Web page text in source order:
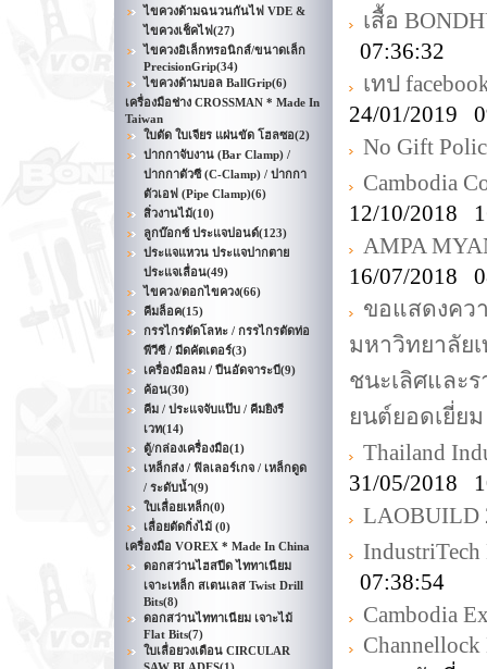
ไขควงด้ามฉนวนกันไฟ VDE &
ไขควงเช็คไฟ(27)
ไขควงอิเล็กทรอนิกส์/ขนาดเล็ก
PrecisionGrip(34)
ไขควงด้ามบอล BallGrip(6)
เครื่องมือช่าง CROSSMAN * Made In
Taiwan
ใบตัด ใบเจียร แผ่นขัด โฮลซอ(2)
ปากกาจับงาน (Bar Clamp) /
ปากกาตัวซี (C-Clamp) / ปากกา
ตัวเอฟ (Pipe Clamp)(6)
สิ่วงานไม้(10)
ลูกบ๊อกซ์ ประแจปอนด์(123)
ประแจแหวน ประแจปากตาย
ประแจเลื่อน(49)
ไขควง/ดอกไขควง(66)
คีมล็อค(15)
กรรไกรตัดโลหะ / กรรไกรตัดท่อ
พีวีซี / มีดคัตเตอร์(3)
เครื่องมือลม / ปืนอัดจาระบี(9)
ค้อน(30)
คีม / ประแจจับแป๊บ / คีมยิงรี
เวท(14)
ตู้/กล่องเครื่องมือ(1)
เหล็กส่ง / ฟิลเลอร์เกจ / เหล็กดูด
/ ระดับน้ำ(9)
ใบเลื่อยเหล็ก(0)
เลื่อยตัดกิ่งไม้ (0)
เครื่องมือ VOREX * Made In China
ดอกสว่านไฮสปีด ไททาเนียม
เจาะเหล็ก สเตนเลส Twist Drill
Bits(8)
ดอกสว่านไททาเนียม เจาะไม้
Flat Bits(7)
ใบเลื่อยวงเดือน CIRCULAR
เสื้อ
07:36:32
เทป
24/01/2019
No Gift
Cambodia
12/10/2018
AMPA
16/07/2018
ขอแสดงคว
มหาวิทยาลัย
ชนะเลิศและ
ยนต์ยอดเยี่ยม
Thailand
31/05/2018
LAOBUILD
07:38:54
Cambodia